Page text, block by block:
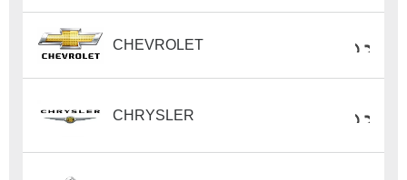
CHEVROLET
CHRYSLER